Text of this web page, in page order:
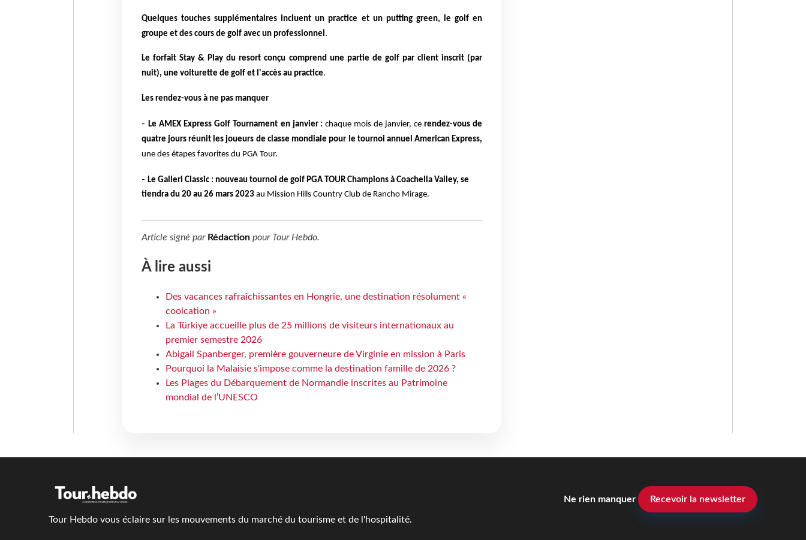
Quelques touches supplémentaires incluent un practice et un putting green, le golf en
groupe et des cours de golf avec un professionnel.
Le forfait Stay & Play du resort conçu comprend une partie de golf par client inscrit (par
nuit), une voiturette de golf et l'accès au practice.
Les rendez-vous à ne pas manquer
- Le AMEX Express Golf Tournament en janvier : chaque mois de janvier, cerendez-vous de
quatre jours réunit les joueurs de classe mondiale pour le tournoi annuel American Express,
une des étapes favorites du PGA Tour.
- Le Galleri Classic : nouveau tournoi de golf PGA TOUR Champions à Coachella Valley, se
tiendra du 20 au 26 mars 2023 au Mission Hills Country Club de Rancho Mirage.
Article signé par Rédactionpour Tour Hebdo.
À lire aussi
Des vacances rafraîchissantes en Hongrie, une destination résolument «
coolcation »
La Türkiye accueille plus de 25 millions de visiteurs internationaux au
premier semestre 2026
Abigail Spanberger, première gouverneure de Virginie en mission à Paris
Pourquoi la Malaisie s'impose comme la destination famille de 2026 ?
Les Plages du Débarquement de Normandie inscrites au Patrimoine
mondial de l’UNESCO
Tour Hebdo vous éclaire sur les mouvements du marché du tourisme et de l'hospitalité.
Ne rien manquer Recevoir la newsletter